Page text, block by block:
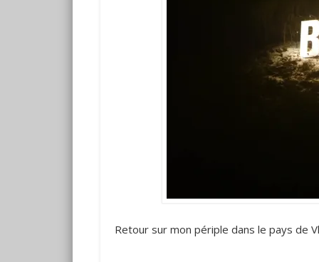
Retour sur mon périple dans le pays de